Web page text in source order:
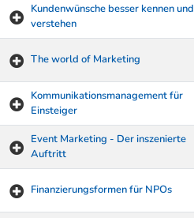
Kundenwünsche besser kennen und
verstehen
The world of Marketing
Kommunikationsmanagement für
Einsteiger
Event Marketing - Der inszenierte
Auftritt
Finanzierungsformen für NPOs